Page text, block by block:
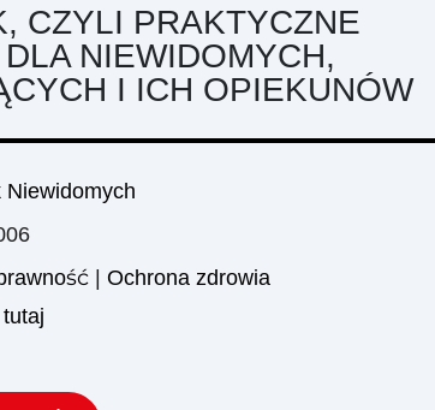
CZYLI PRAKTYCZNE
NIEWIDOMYCH,
I ICH OPIEKUNÓW
| Ochrona zdrowia